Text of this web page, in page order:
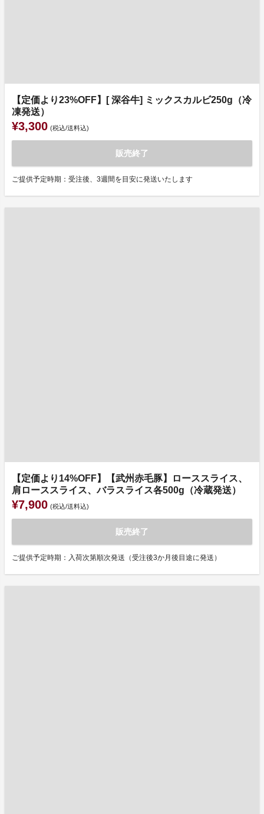
【定価より23%OFF】[ 深谷牛] ミックスカルビ250g（冷
凍発送）
¥3,300 (税込/送料込)
販売終了
ご提供予定時期：受注後、3週間を目安に発送いたします
【定価より14%OFF】【武州赤毛豚】ローススライス、
肩ローススライス、バラスライス各500g（冷蔵発送）
¥7,900 (税込/送料込)
販売終了
ご提供予定時期：入荷次第順次発送（受注後3か月後目途に発送）